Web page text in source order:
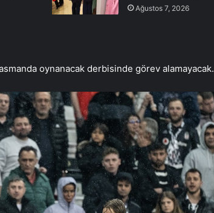
Ağustos 7, 2026
oynanacak derbisinde görev alamayacak.